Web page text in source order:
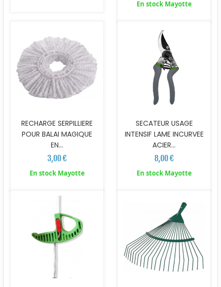
En stock Mayotte
RECHARGE SERPILLIERE
POUR BALAI MAGIQUE
EN...
3,00 €
En stock Mayotte
SECATEUR USAGE
INTENSIF LAME INCURVEE
ACIER...
8,00 €
En stock Mayotte